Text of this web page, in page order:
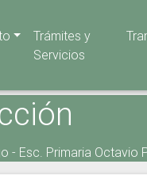
Trámites y
Servicios
- Esc. Primaria Octavio